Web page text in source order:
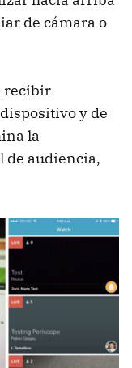
de cámara o
recibir
y de
la
audiencia,